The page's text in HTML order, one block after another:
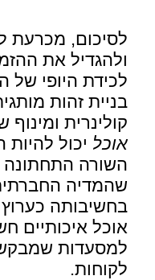
לסיכום, מכרעת
ולהגדיל את
לכידת היופי של
בניית זהות
קולינרית ומינוף
אוכל יכול
השורה
שהמדיה
בחשיבותה כערוץ
אוכל איכותיים
למסעדות
לקוחות.